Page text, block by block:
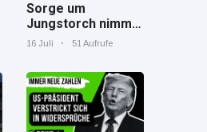
Sorge um
Jungstorch nimmt
glückliche
16 Juli 51 Aufrufe